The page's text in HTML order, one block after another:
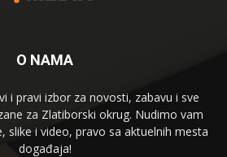
O NAMA
i pravi izbor za novosti, zabavu i sve
za Zlatiborski okrug. Nudimo vam
slike i video, pravo sa aktuelnih mesta
događaja!